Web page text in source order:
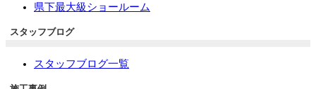
県下最大級ショールーム
スタッフブログ
スタッフブログ一覧